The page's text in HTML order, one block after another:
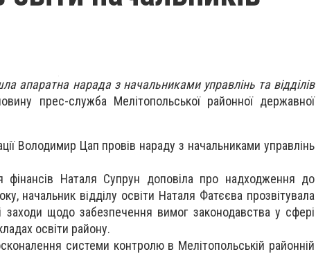
апаратна нарада з начальниками управлінь та відділів
прес-служба Мелітопольської районної державної
Володимир Цап провів нараду з начальниками управлінь
фінансів Наталя Супрун доповіла про надходження до
начальник відділу освіти Наталя Фатєєва прозвітувала
заходи щодо забезпечення вимог законодавства у сфері
освіти району.
системи контролю в Мелітопольській районній